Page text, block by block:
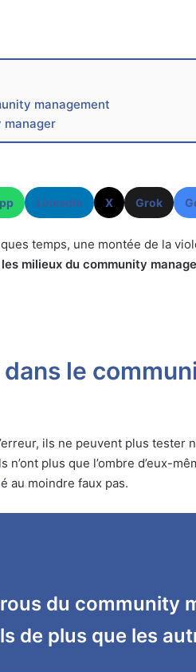
management
manager
LinkedIn X Grok
temps, une montée de la
les milieux du community
le
ils ne peuvent plus tester
plus que l’ombre d’eux-
au moindre faux pas.
du community
de plus que les